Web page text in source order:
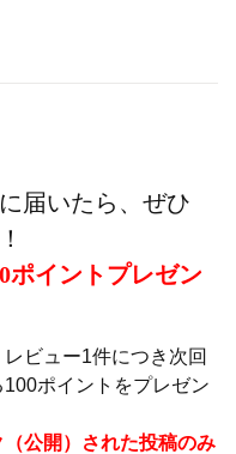
届いたら、ぜひ
ポイントプレゼン
ビュー1件につき次回
ポイントをプレゼン
公開）された投稿のみ